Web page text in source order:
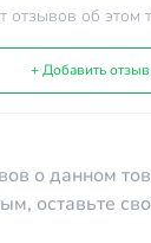
отзывов об этом
+ Добавить отзыв
о данном
оставьте